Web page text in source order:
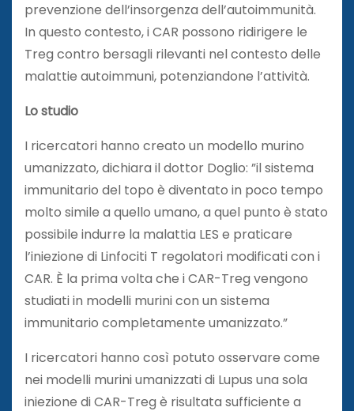
prevenzione dell’insorgenza dell’autoimmunità.
In questo contesto, i CAR possono ridirigere le
Treg contro bersagli rilevanti nel contesto delle
malattie autoimmuni, potenziandone l’attività.
Lo studio
I ricercatori hanno creato un modello murino
umanizzato, dichiara il dottor Doglio: ”il sistema
immunitario del topo è diventato in poco tempo
molto simile a quello umano, a quel punto è stato
possibile indurre la malattia LES e praticare
l’iniezione di Linfociti T regolatori modificati con i
CAR. È la prima volta che i CAR-Treg vengono
studiati in modelli murini con un sistema
immunitario completamente umanizzato.”
I ricercatori hanno così potuto osservare come
nei modelli murini umanizzati di Lupus una sola
iniezione di CAR-Treg è risultata sufficiente a